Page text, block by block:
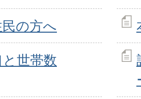
の方へ
世帯数